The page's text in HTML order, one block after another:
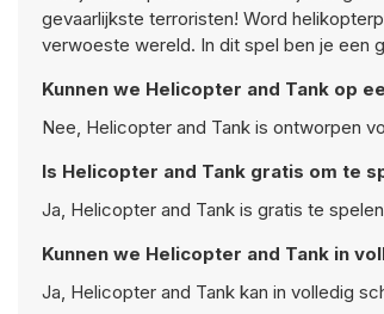
gevaarlijkste terroristen! Word
verwoeste wereld. In dit spel ben je een
Kunnen we Helicopter and Tank op
Nee, Helicopter and Tank is ontworpen
Is Helicopter and Tank gratis om te
Ja, Helicopter and Tank is gratis te
Kunnen we Helicopter and Tank in
Ja, Helicopter and Tank kan in volledig